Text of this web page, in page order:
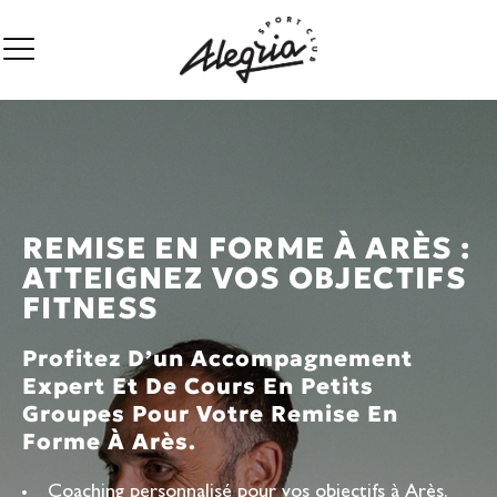
REMISE EN FORME À ARÈS :
ATTEIGNEZ VOS OBJECTIFS
FITNESS
Profitez D’un Accompagnement
Expert Et De Cours En Petits
Groupes Pour Votre Remise En
Forme À Arès.